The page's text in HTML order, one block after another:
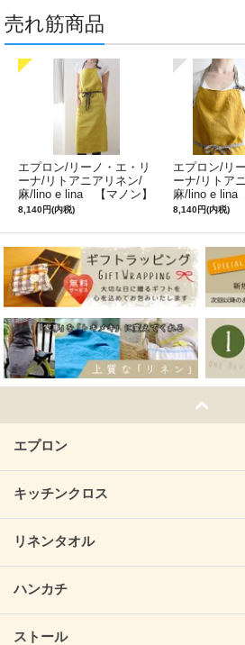
売れ筋商品
エプロン/リーノ・エ・リ
ーナ/リトアニアリネン/
麻/lino e lina 【マノン】
ミモザ
8,140円(内税)
エプロン/リ
ーナ/リトア
麻/lino e lina
サフランイエ
8,140円(内税)
エプロン
キッチンクロス
リネンタオル
ハンカチ
ストール